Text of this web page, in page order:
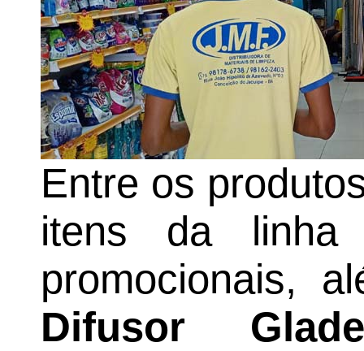
Entre os
itens da
promocionais,
Difusor Glade